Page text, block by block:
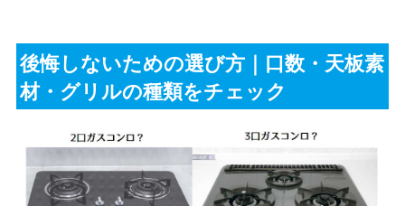
後悔しないための選び方｜口数・天板素
材・グリルの種類をチェック